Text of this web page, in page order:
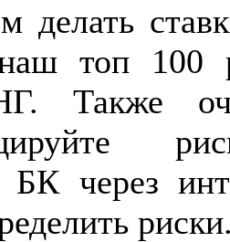
делать
топ 100
Также
БК через